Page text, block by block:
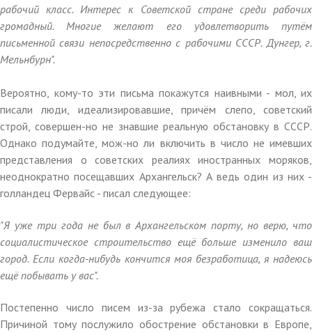
рабочий класс. Интерес к Советской стране среди рабочих
громадный. Многие желают его удовлетворить путём
письменной связи непосредственно с рабочими СССР. Дунгер, г.
Мельнбурн".
Вероятно, кому-то эти письма покажутся наивными - мол, их
писали люди, идеализировавшие, причём слепо, советский
строй, совершен-но не знавшие реальную обстановку в СССР.
Однако подумайте, мож-но ли включить в число не имевших
представления о советских реалиях иностранных моряков,
неоднократно посещавших Архангельск? А ведь один из них -
голландец Фервайс - писал следующее:
"Я уже три года не был в Архангельском порту, но верю, что
социалистическое строительство ещё больше изменило ваш
город. Если когда-нибудь кончится моя безработица, я надеюсь
ещё побывать у вас".
Постепенно число писем из-за рубежа стало сокращаться.
Причиной тому послужило обострение обстановки в Европе,